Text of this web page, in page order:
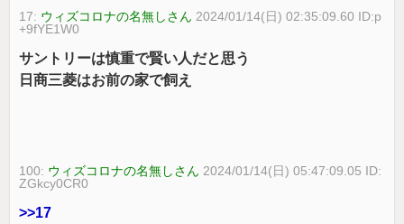
17: ウィズコロナの名無しさん 2024/01/14(日) 02:35:09.60 ID:p
+9fYE1W0
サントリーは慎重で賢い人だと思う
日商三菱はお前の家で飼え
100: ウィズコロナの名無しさん 2024/01/14(日) 05:47:09.05 ID:
ZGkcy0CR0
>>17